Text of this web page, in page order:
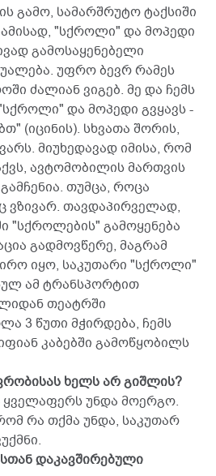
გამო, სამარშრუტო ტაქსიში
"სქროლი" და მოპედი
გამოსაყენებელი
უფრო ბევრ რამეს
ძალიან ვიგებ. მე და ჩემს
და მოპედი გვყავს -
(იცინის). სხვათა შორის,
მიუხედავად იმისა, რომ
ავტომობილის მართვის
თუმცა, როცა
ვზივარ. თავდაპირველად,
"სქროლების" გამოყენება
გადმოვწერე, მაგრამ
იყო, საკუთარი "სქროლი"
ამ ტრანსპორტით
თეატრში
3 წუთი მჭირდება, ჩემს
კაბებში გამოწყობილს
ხელს არ გიშლის?
ყველაფერს უნდა მოერგო.
რა თქმა უნდა, საკუთარ
დაკავშირებული